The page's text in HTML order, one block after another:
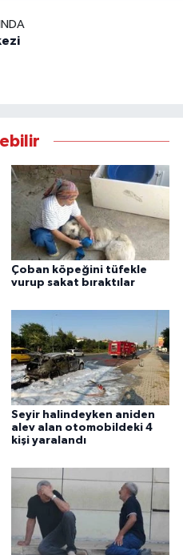
Çoban köpeğini tüfekle
vurup sakat bıraktılar
Seyir halindeyken aniden
alev alan otomobildeki 4
kişi yaralandı